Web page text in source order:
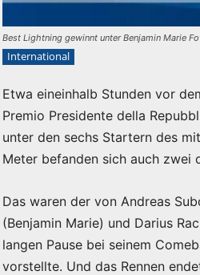
Best Lightning gewinnt unter Benjamin Marie
International
Etwa eineinhalb Stunden vor
Premio Presidente della
unter den sechs Startern des
Meter befanden sich auch zwei
Das waren der von Andreas
(Benjamin Marie) und Darius
langen Pause bei seinem
vorstellte. Und das Rennen